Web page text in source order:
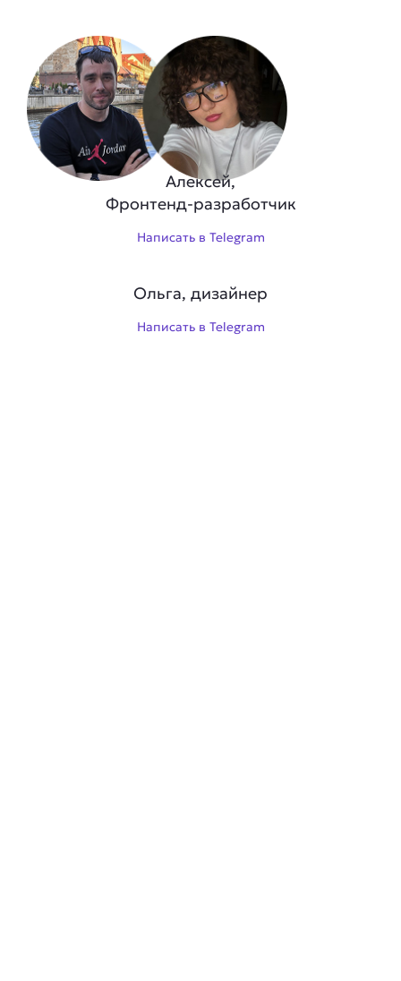
Алексей,
Фронтенд-разработчик
Написать в Telegram
Ольга, дизайнер
Написать в Telegram